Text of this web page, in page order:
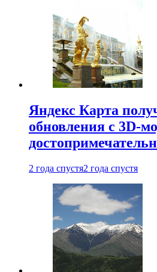
Яндекс Карта
обновления с 3D-
2 года спустя2 года спустя